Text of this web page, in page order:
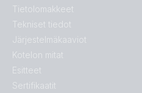
Tietolomakkeet
Tekniset tiedot
Järjestelmäkaaviot
Kotelon mitat
Esitteet
Sertifikaatit